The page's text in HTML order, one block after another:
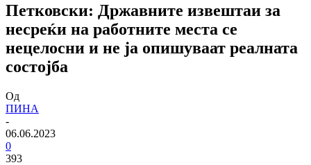
Петковски: Државните извештаи за
несреќи на работните места се
нецелосни и не ја опишуваат реалната
состојба
Од
ПИНА
-
06.06.2023
0
393